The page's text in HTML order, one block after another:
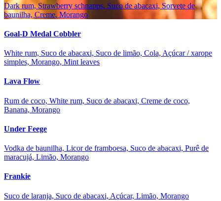
Dark rum, Strawberry schnapps, Suco de abacaxi, Sorvete de
baunilha, Creme, Morango
Goal-D Medal Cobbler
White rum, Suco de abacaxi, Suco de limão, Cola, Açúcar / xarope
simples, Morango, Mint leaves
Lava Flow
Rum de coco, White rum, Suco de abacaxi, Creme de coco,
Banana, Morango
Under Feege
Vodka de baunilha, Licor de framboesa, Suco de abacaxi, Purê de
maracujá, Limão, Morango
Frankie
Suco de laranja, Suco de abacaxi, Açúcar, Limão, Morango